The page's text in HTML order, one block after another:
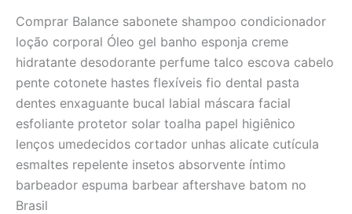
Comprar Balance sabonete shampoo condicionador
loção corporal Óleo gel banho esponja creme
hidratante desodorante perfume talco escova cabelo
pente cotonete hastes flexíveis fio dental pasta
dentes enxaguante bucal labial máscara facial
esfoliante protetor solar toalha papel higiênico
lenços umedecidos cortador unhas alicate cutícula
esmaltes repelente insetos absorvente íntimo
barbeador espuma barbear aftershave batom no
Brasil